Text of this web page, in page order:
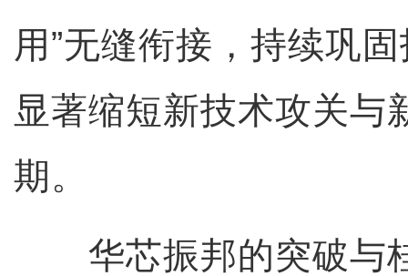
用”无缝衔接，持续巩
显著缩短新技术攻关与
期。
华芯振邦的突破与